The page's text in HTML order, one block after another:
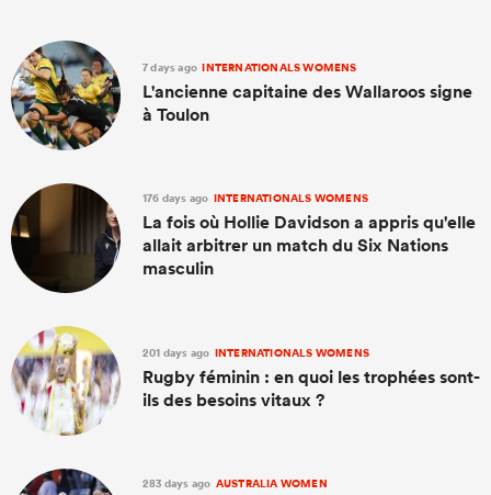
7 days ago INTERNATIONALS WOMENS
L'ancienne capitaine des Wallaroos signe
à Toulon
176 days ago INTERNATIONALS WOMENS
La fois où Hollie Davidson a appris qu'elle
allait arbitrer un match du Six Nations
masculin
201 days ago INTERNATIONALS WOMENS
Rugby féminin : en quoi les trophées sont-
ils des besoins vitaux ?
283 days ago AUSTRALIA WOMEN